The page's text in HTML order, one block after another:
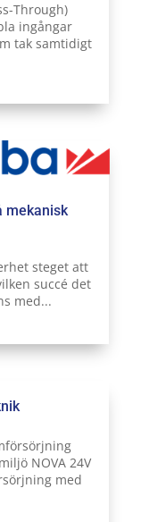
Through)
ingångar
tak samtidigt
mekanisk
steget att
succé det
med...
NOVA 24V
med